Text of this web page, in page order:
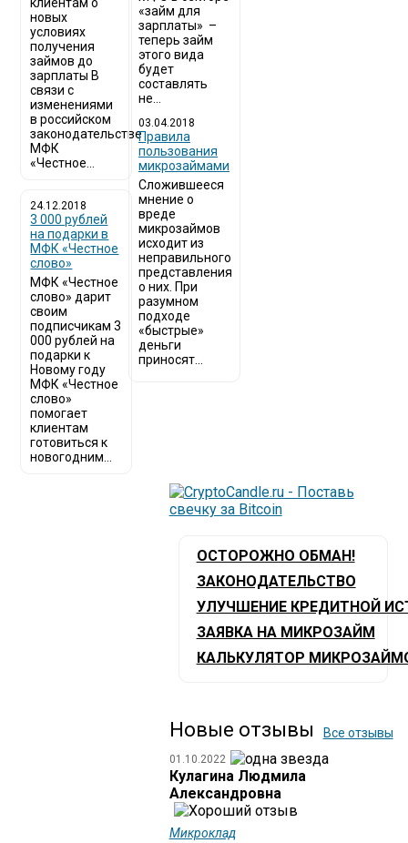
новых
условиях
получения
займов до
зарплаты В
связи с
изменениями
в российском
законодательстве
МФК
«Честное...
24.12.2018
3 000 рублей
на подарки в
МФК «Честное
слово»
МФК «Честное
слово» дарит
своим
подписчикам 3
000 рублей на
подарки к
Новому году
МФК «Честное
слово»
помогает
клиентам
готовиться к
новогодним...
«займ для
зарплаты» –
теперь займ
этого вида
будет
составлять
не...
03.04.2018
​Правила
пользования
микрозаймами
Сложившееся
мнение о
вреде
микрозаймов
исходит из
неправильного
представления
о них. При
разумном
подходе
«быстрые»
деньги
приносят...
ОСТОРОЖНО ОБМАН!
ЗАКОНОДАТЕЛЬСТВО
УЛУЧШЕНИЕ КРЕДИТНОЙ
ЗАЯВКА НА МИКРОЗАЙМ
КАЛЬКУЛЯТОР
Новые отзывы Все отзывы
01.10.2022
Кулагина Людмила
Александровна
Микроклад